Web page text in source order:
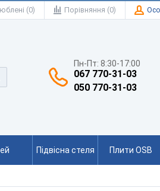
(0) Порівняння (0)
Пн-Пт: 8:30-17:00
067 770-31-03
050 770-31-03
Підвісна стеля Плити OSB